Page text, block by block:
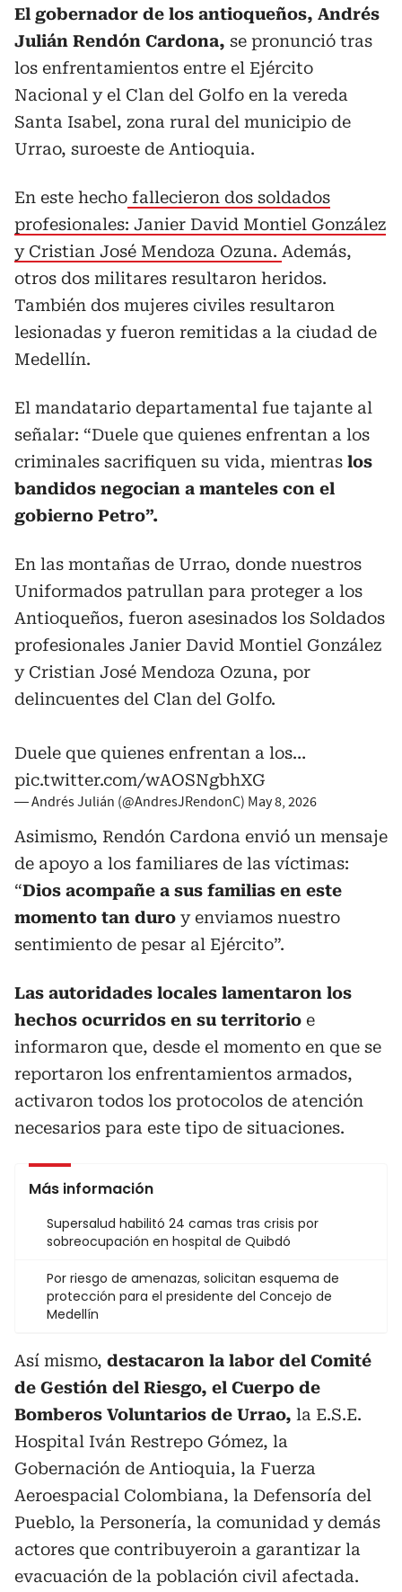
El gobernador de los antioqueños, Andrés
Julián Rendón Cardona, se pronunció tras
los enfrentamientos entre el Ejército
Nacional y el Clan del Golfo en la vereda
Santa Isabel, zona rural del municipio de
Urrao, suroeste de Antioquia.
En este hecho fallecieron dos soldados
profesionales: Janier David Montiel González
y Cristian José Mendoza Ozuna. Además,
otros dos militares resultaron heridos.
También dos mujeres civiles resultaron
lesionadas y fueron remitidas a la ciudad de
Medellín.
El mandatario departamental fue tajante al
señalar: “Duele que quienes enfrentan a los
criminales sacrifiquen su vida, mientras los
bandidos negocian a manteles con el
gobierno Petro”.
En las montañas de Urrao, donde nuestros
Uniformados patrullan para proteger a los
Antioqueños, fueron asesinados los Soldados
profesionales Janier David Montiel González
y Cristian José Mendoza Ozuna, por
delincuentes del Clan del Golfo.
Duele que quienes enfrentan a los…
pic.twitter.com/wAOSNgbhXG
— Andrés Julián (@AndresJRendonC) May 8, 2026
Asimismo, Rendón Cardona envió un mensaje
de apoyo a los familiares de las víctimas:
“Dios acompañe a sus familias en este
momento tan duro y enviamos nuestro
sentimiento de pesar al Ejército”.
Las autoridades locales lamentaron los
hechos ocurridos en su territorio e
informaron que, desde el momento en que se
reportaron los enfrentamientos armados,
activaron todos los protocolos de atención
necesarios para este tipo de situaciones.
Más información
Supersalud habilitó 24 camas tras crisis por
sobreocupación en hospital de Quibdó
Por riesgo de amenazas, solicitan esquema de
protección para el presidente del Concejo de
Medellín
Así mismo, destacaron la labor del Comité
de Gestión del Riesgo, el Cuerpo de
Bomberos Voluntarios de Urrao, la E.S.E.
Hospital Iván Restrepo Gómez, la
Gobernación de Antioquia, la Fuerza
Aeroespacial Colombiana, la Defensoría del
Pueblo, la Personería, la comunidad y demás
actores que contribuyeroin a garantizar la
evacuación de la población civil afectada.